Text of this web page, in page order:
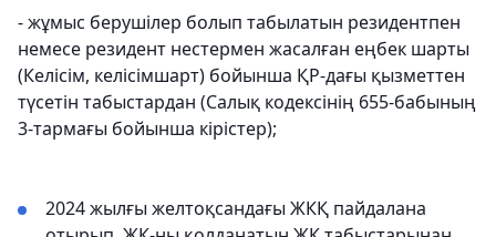
- жұмыс берушілер болып табылатын резидентпен
немесе резидент нестермен жасалған еңбек шарты
(Келісім, келісімшарт) бойынша ҚР-дағы қызметтен
түсетін табыстардан (Салық кодексінің 655-бабының
3-тармағы бойынша кірістер);
2024 жылғы желтоқсандағы ЖКҚ пайдалана